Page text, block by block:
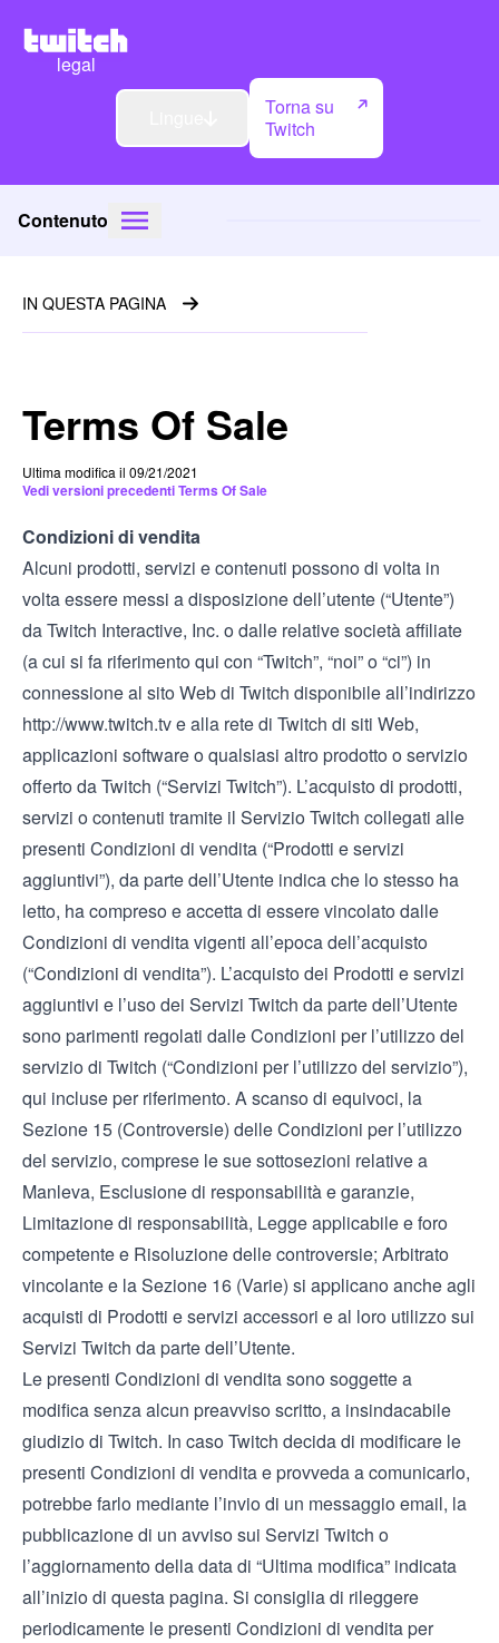
legal
Torna su
Twitch
Contenuto
Terms Of Sale
Ultima modifica il 09/21/2021
Vedi versioni precedenti Terms Of Sale
Condizioni di vendita
Alcuni prodotti, servizi e contenuti possono di volta in
volta essere messi a disposizione dell’utente (“Utente”)
da Twitch Interactive, Inc. o dalle relative società affiliate
(a cui si fa riferimento qui con “Twitch”, “noi” o “ci”) in
connessione al sito Web di Twitch disponibile all’indirizzo
http://www.twitch.tve alla rete di Twitch di siti Web,
applicazioni software o qualsiasi altro prodotto o servizio
offerto da Twitch (“Servizi Twitch”). L’acquisto di prodotti,
servizi o contenuti tramite il Servizio Twitch collegati alle
presenti Condizioni di vendita (“Prodotti e servizi
aggiuntivi”), da parte dell’Utente indica che lo stesso ha
letto, ha compreso e accetta di essere vincolato dalle
Condizioni di vendita vigenti all’epoca dell’acquisto
(“Condizioni di vendita”). L’acquisto dei Prodotti e servizi
aggiuntivi e l’uso dei Servizi Twitch da parte dell’Utente
sono parimenti regolati dalleCondizioni per l’utilizzo del
serviziodi Twitch (“Condizioni per l’utilizzo del servizio”),
qui incluse per riferimento. A scanso di equivoci, la
Sezione 15 (Controversie) delle Condizioni per l’utilizzo
del servizio, comprese le sue sottosezioni relative a
Manleva, Esclusione di responsabilità e garanzie,
Limitazione di responsabilità, Legge applicabile e foro
competente e Risoluzione delle controversie; Arbitrato
vincolante e la Sezione 16 (Varie) si applicano anche agli
acquisti di Prodotti e servizi accessori e al loro utilizzo sui
Servizi Twitch da parte dell’Utente.
Le presenti Condizioni di vendita sono soggette a
modifica senza alcun preavviso scritto, a insindacabile
giudizio di Twitch. In caso Twitch decida di modificare le
presenti Condizioni di vendita e provveda a comunicarlo,
potrebbe farlo mediante l’invio di un messaggio email, la
pubblicazione di un avviso sui Servizi Twitch o
l’aggiornamento della data di “Ultima modifica” indicata
all’inizio di questa pagina. Si consiglia di rileggere
periodicamente le presenti Condizioni di vendita per
IN QUESTA PAGINA